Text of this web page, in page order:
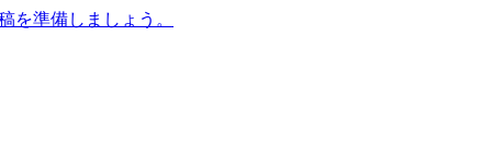
を準備しましょう。